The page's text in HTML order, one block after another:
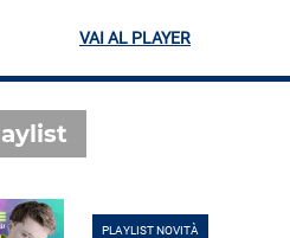
VAI AL PLAYER
PLAYLIST NOVITÀ